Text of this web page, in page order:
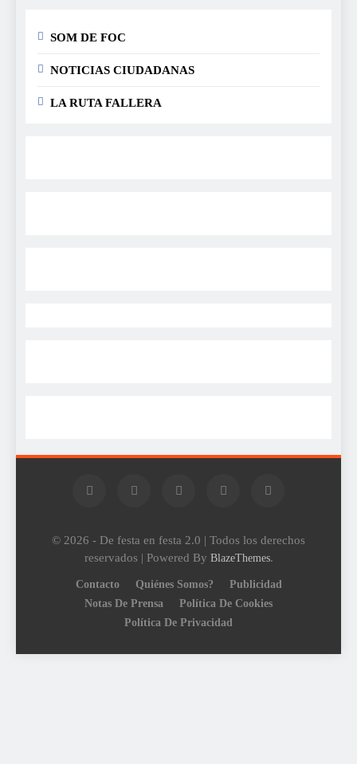
SOM DE FOC
NOTICIAS CIUDADANAS
LA RUTA FALLERA
© 2026 - De festa en festa 2.0 | Todos los derechos
reservados | Powered By BlazeThemes.
Contacto Quiénes Somos?
Publicidad
Notas De Prensa
Política De Cookies
Política De Privacidad